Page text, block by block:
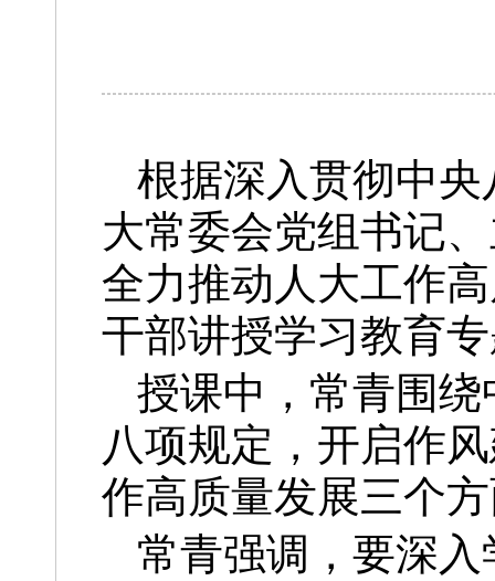
根据深入贯彻中
大常委会党组书记
全力推动人大工作
干部讲授学习教育
授课中，常青围
八项规定，开启作
作高质量发展三个
常青强调，要深